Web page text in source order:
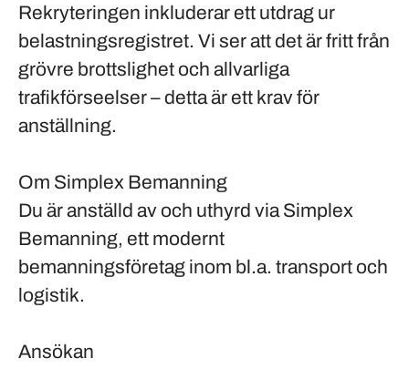
Rekryteringen inkluderar ett utdrag ur
belastningsregistret. Vi ser att det är fritt från
grövre brottslighet och allvarliga
trafikförseelser – detta är ett krav för
anställning.
Om Simplex Bemanning
Du är anställd av och uthyrd via Simplex
Bemanning, ett modernt
bemanningsföretag inom bl.a. transport och
logistik.
Ansökan